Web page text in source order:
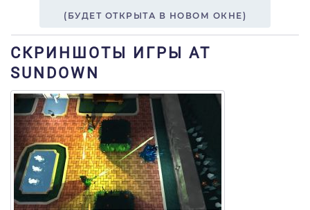
(БУДЕТ ОТКРЫТА В НОВОМ ОКНЕ)
СКРИНШОТЫ ИГРЫ AT
SUNDOWN